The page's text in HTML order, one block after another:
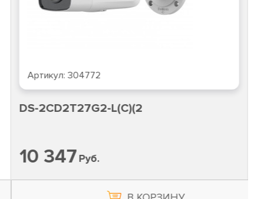
Артикул:304772
DS-2CD2T27G2-L(C)(2
10 347Руб.